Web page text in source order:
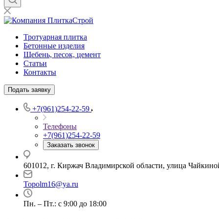
Тротуарная плитка
Бетонные изделия
Щебень, песок, цемент
Статьи
Контакты
Подать заявку
+7(961)254-22-59
Телефоны
+7(961)254-22-59
Заказать звонок
601012, г. Киржач Владимирской области, улица
Topolm16@ya.ru
Пн. – Пт.: с 9:00 до 18:00